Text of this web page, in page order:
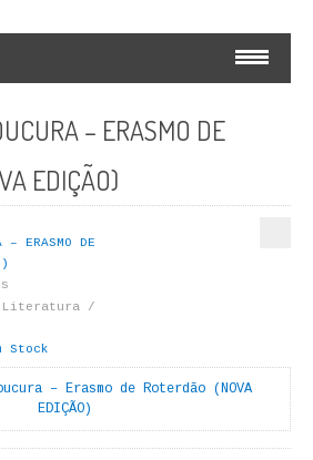
A COLORIR
– ERASMO DE
EDIÇÃO)
– ERASMO DE
Literatura /
Stock